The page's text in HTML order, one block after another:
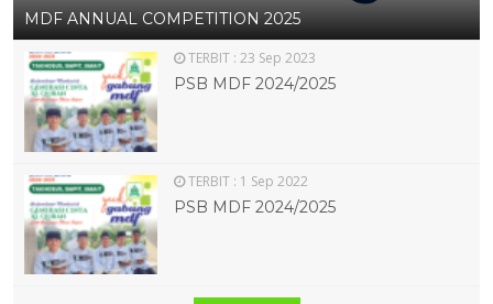
MDF ANNUAL COMPETITION 2025
TERBIT :23 Sep 2023
PSB MDF 2024/2025
TERBIT : 1 Sep 2022
PSB MDF 2024/2025